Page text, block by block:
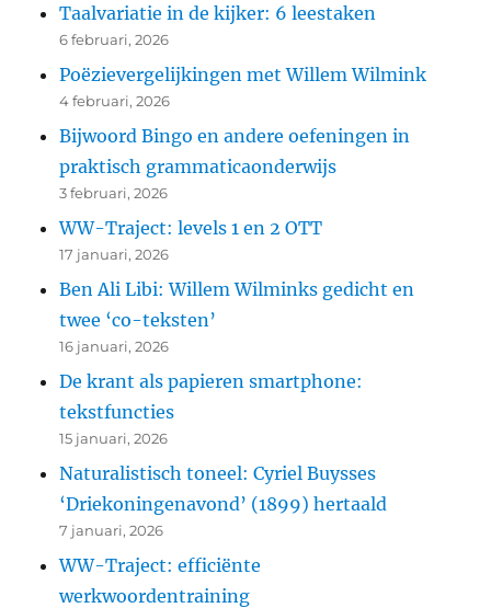
Taalvariatie in de kijker: 6 leestaken
6 februari, 2026
Poëzievergelijkingen met Willem Wilmink
4 februari, 2026
Bijwoord Bingo en andere oefeningen in
praktisch grammaticaonderwijs
3 februari, 2026
WW-Traject: levels 1 en 2 OTT
17 januari, 2026
Ben Ali Libi: Willem Wilminks gedicht en
twee ‘co-teksten’
16 januari, 2026
De krant als papieren smartphone:
tekstfuncties
15 januari, 2026
Naturalistisch toneel: Cyriel Buysses
‘Driekoningenavond’ (1899) hertaald
7 januari, 2026
WW-Traject: efficiënte
werkwoordentraining